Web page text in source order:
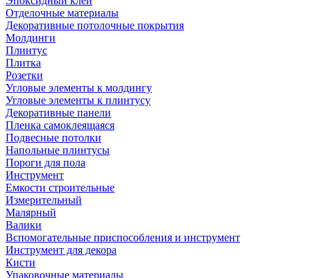
Отделочные материалы
Декоративные потолочные покрытия
Молдинги
Плинтус
Плитка
Розетки
Угловые элементы к молдингу
Угловые элементы к плинтусу
Декоративные панели
Пленка самоклеящаяся
Подвесные потолки
Напольные плинтусы
Пороги для пола
Инструмент
Емкости строительные
Измерительный
Малярный
Валики
Вспомогательные приспособления и инструмент
Инструмент для декора
Кисти
Упаковочные материалы